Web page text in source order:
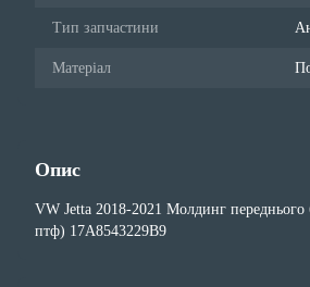
Тип запчастини
Матеріал
Опис
VW Jetta 2018-2021 Молдинг переднього
птф) 17A8543229B9